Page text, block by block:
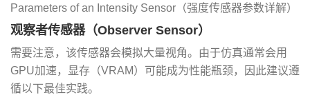
Parameters of an Intensity Sensor（强度传感器参数详解）
观察者传感器（Observer Sensor）
需要注意，该传感器会模拟大量视角。由于仿真通常会用
GPU加速，显存（VRAM）可能成为性能瓶颈，因此建议遵
循以下最佳实践。